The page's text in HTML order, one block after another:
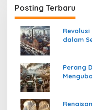
Posting Terbaru
dalam
Perang